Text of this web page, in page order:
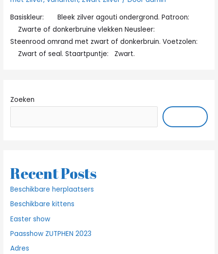
Basiskleur: Bleek zilver agouti ondergrond. Patroon:
Zwarte of donkerbruine vlekken Neusleer:
Steenrood omrand met zwart of donkerbruin. Voetzolen:
Zwart of seal. Staartpuntje: Zwart.
Zoeken
Recent Posts
Beschikbare herplaatsers
Beschikbare kittens
Easter show
Paasshow ZUTPHEN 2023
Adres